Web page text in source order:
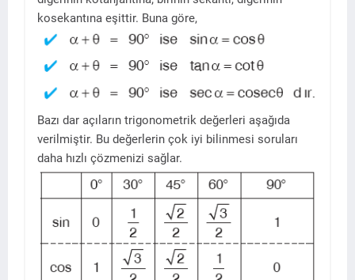
kosekantına eşittir. Buna göre,
Bazı dar açıların trigonometrik değerleri aşağıda
verilmiştir. Bu değerlerin çok iyi bilinmesi soruları
daha hızlı çözmenizi sağlar.